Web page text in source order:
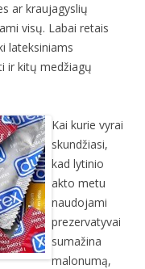
ar kraujagyslių
visų. Labai retais
lateksiniams
ir kitų medžiagų
Kai kurie vyrai
skundžiasi,
kad lytinio
akto metu
naudojami
prezervatyvai
sumažina
malonumą,